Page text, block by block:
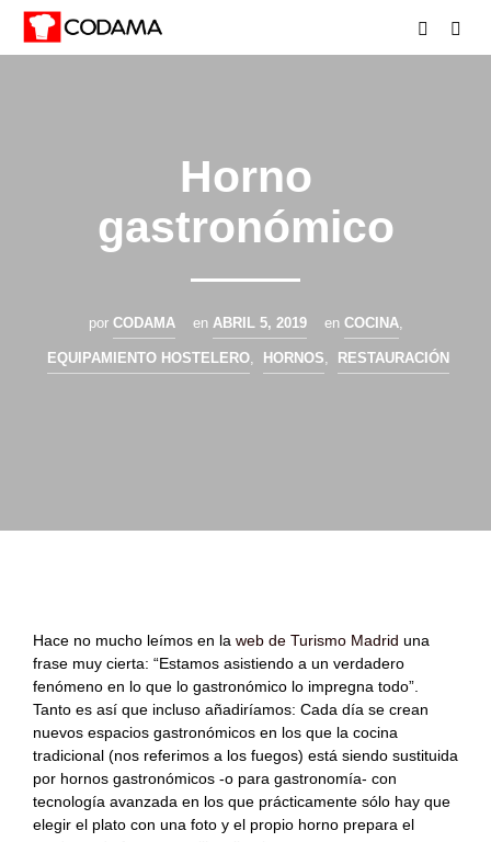
Horno
gastronómico
por CODAMA en ABRIL 5, 2019 en COCINA,
EQUIPAMIENTO HOSTELERO, HORNOS RESTAURACIÓN
Hace no mucho leímos en la web de Turismo Madrid una
frase muy cierta: “Estamos asistiendo a un verdadero
fenómeno en lo que lo gastronómico lo impregna todo”.
Tanto es así que incluso añadiríamos: Cada día se crean
nuevos espacios gastronómicos en los que la cocina
tradicional (nos referimos a los fuegos) está siendo sustituida
por hornos gastronómicos -o para gastronomía- con
tecnología avanzada en los que prácticamente sólo hay que
elegir el plato con una foto y el propio horno prepara el